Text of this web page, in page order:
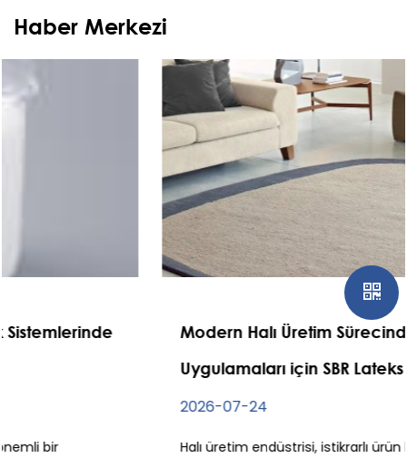
Haber Merkezi
Modern Halı Üretim Sürecinde Halı
Uygulamaları için SBR Lateks
Halı üretim endüstrisi, istikrarlı ürün kalitesi ve verimli